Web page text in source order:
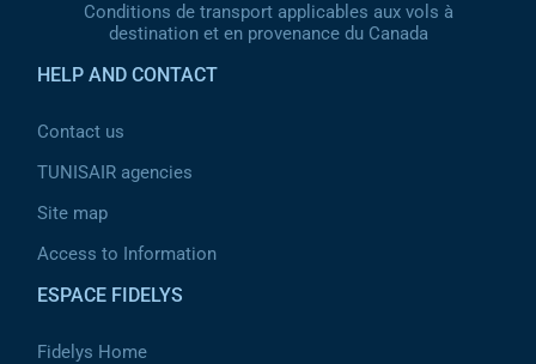
Conditions de transport applicables aux vols à
destination et en provenance du Canada
HELP AND CONTACT
Contact us
TUNISAIR agencies
Site map
Access to Information
ESPACE FIDELYS
Fidelys Home